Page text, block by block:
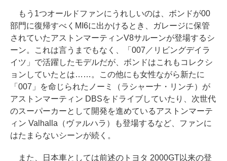
もう1つオールドファンにうれしいのは、ボンドが00
部門に復帰すべくMI6に出かけるとき、ガレージに保管
されていたアストンマーティンV8サルーンが登場するシ
ーン。これは言うまでもなく、「007／リビングデイラ
イツ」で活躍したモデルだが、ボンドはこれもコレクシ
ョンしていたとは……。この他にも女性ながら新たに
「007」を命じられたノーミ（ラシャーナ・リンチ）が
アストンマーティン DBSをドライブしていたり、次世代
のスーパーカーとして開発を進めているアストンマーテ
ィン Valhalla（ヴァルハラ）も登場するなど、ファンに
はたまらないシーンが続く。
また、日本車としては前述のトヨタ 2000GT以来の登